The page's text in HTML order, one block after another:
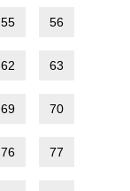
55 56
62 63
69 70
76 77